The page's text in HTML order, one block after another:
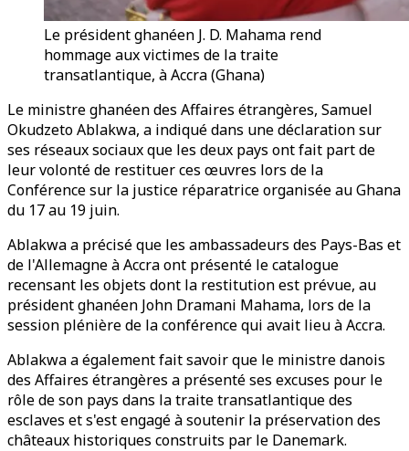
Le président ghanéen J. D. Mahama rend
hommage aux victimes de la traite
transatlantique, à Accra (Ghana)
Le ministre ghanéen des Affaires étrangères, Samuel
Okudzeto Ablakwa, a indiqué dans une déclaration sur
ses réseaux sociaux que les deux pays ont fait part de
leur volonté de restituer ces œuvres lors de la
Conférence sur la justice réparatrice organisée au Ghana
du 17 au 19 juin.
Ablakwa a précisé que les ambassadeurs des Pays-Bas et
de l'Allemagne à Accra ont présenté le catalogue
recensant les objets dont la restitution est prévue, au
président ghanéen John Dramani Mahama, lors de la
session plénière de la conférence qui avait lieu à Accra.
Ablakwa a également fait savoir que le ministre danois
des Affaires étrangères a présenté ses excuses pour le
rôle de son pays dans la traite transatlantique des
esclaves et s'est engagé à soutenir la préservation des
châteaux historiques construits par le Danemark.